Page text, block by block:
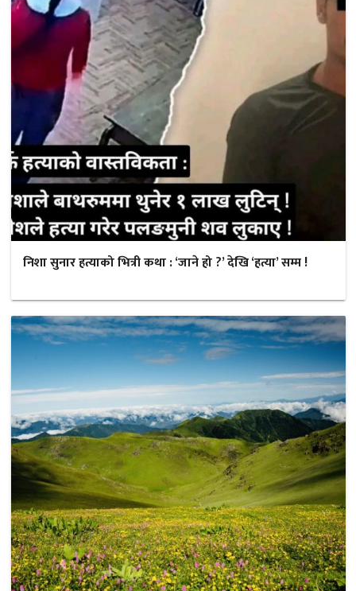
निशा सुनार हत्याको भित्री कथा : ‘जाने हो ?’ देखि ‘हत्या’ सम्म !